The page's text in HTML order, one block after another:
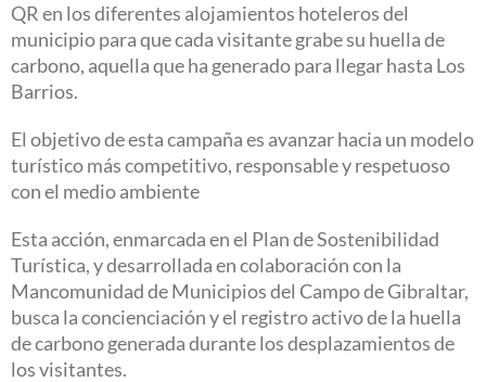
QR en los diferentes alojamientos hoteleros del
municipio para que cada visitante grabe su huella de
carbono, aquella que ha generado para llegar hasta Los
Barrios.
El objetivo de esta campaña es avanzar hacia un modelo
turístico más competitivo, responsable y respetuoso
con el medio ambiente
Esta acción, enmarcada en el Plan de Sostenibilidad
Turística, y desarrollada en colaboración con la
Mancomunidad de Municipios del Campo de Gibraltar,
busca la concienciación y el registro activo de la huella
de carbono generada durante los desplazamientos de
los visitantes.